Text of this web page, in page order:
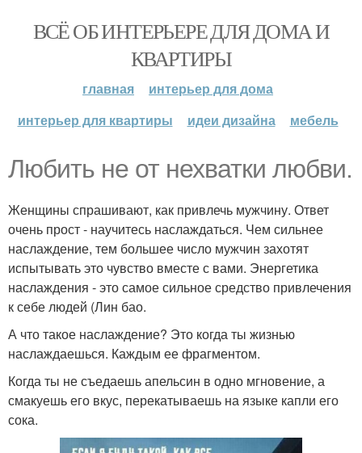
ВСЁ ОБ ИНТЕРЬЕРЕ ДЛЯ ДОМА И
КВАРТИРЫ
главная
интерьер для дома
интерьер для квартиры
идеи дизайна мебель
Любить не от нехватки любви.
Женщины спрашивают, как привлечь мужчину. Ответ
очень прост - научитесь наслаждаться. Чем сильнее
наслаждение, тем большее число мужчин захотят
испытывать это чувство вместе с вами. Энергетика
наслаждения - это самое сильное средство привлечения
к себе людей (Лин бао.
А что такое наслаждение? Это когда ты жизнью
наслаждаешься. Каждым ее фрагментом.
Когда ты не съедаешь апельсин в одно мгновение, а
смакуешь его вкус, перекатываешь на языке капли его
сока.